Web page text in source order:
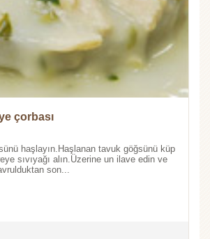
çorbası
haşlayın.Haşlanan tavuk göğsünü küp
sıvıyağı alın.Üzerine un ilave edin ve
son...